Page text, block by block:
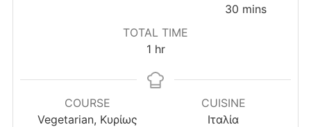
30 minutes
mins
TOTAL TIME
1hour
hr
COURSE
Vegetarian, Κυρίως
CUISINE
Ιταλία